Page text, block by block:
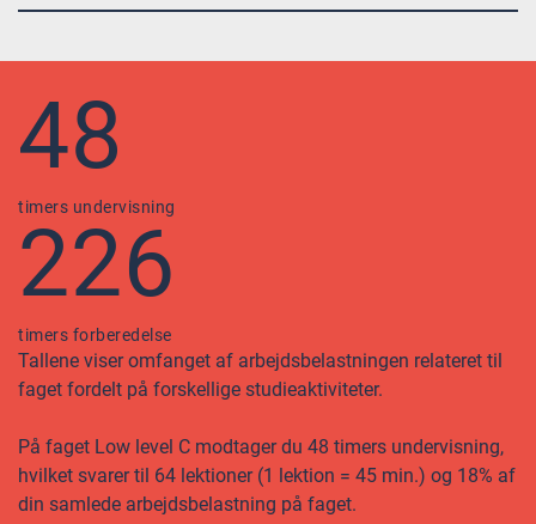
48
timers undervisning
226
timers forberedelse
Tallene viser omfanget af arbejdsbelastningen relateret til
faget fordelt på forskellige studieaktiviteter.
På faget Low level C modtager du 48 timers undervisning,
hvilket svarer til 64 lektioner (1 lektion = 45 min.) og 18% af
din samlede arbejdsbelastning på faget.